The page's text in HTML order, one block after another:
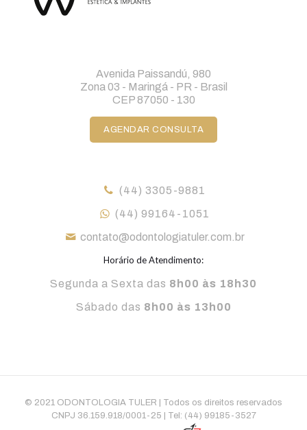
Avenida Paissandú, 980
Zona 03 - Maringá - PR - Brasil
CEP 87050 - 130
AGENDAR CONSULTA
(44) 3305-9881
(44) 99164-1051
contato@odontologiatuler.com.br
Horário de Atendimento:
Segunda a Sexta das 8h00 às 18h30
Sábado das 8h00 às 13h00
© 2021 ODONTOLOGIA TULER | Todos os direitos reservados
CNPJ 36.159.918/0001-25 | Tel: (44) 99185-3527